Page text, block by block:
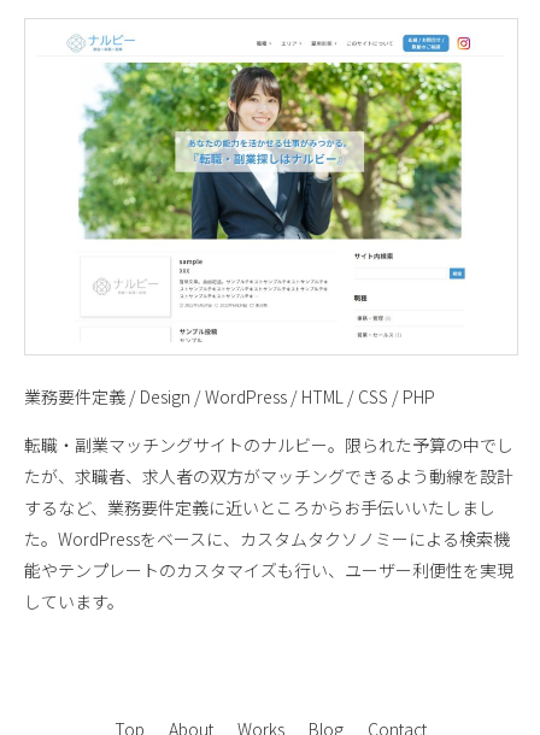
業務要件定義 / Design / WordPress / HTML / CSS / PHP
転職・副業マッチングサイトのナルビー。限られた予算の中でし
たが、求職者、求人者の双方がマッチングできるよう動線を設計
するなど、業務要件定義に近いところからお手伝いいたしまし
た。WordPressをベースに、カスタムタクソノミーによる検索機
能やテンプレートのカスタマイズも行い、ユーザー利便性を実現
しています。
Top About Works Blog Contact